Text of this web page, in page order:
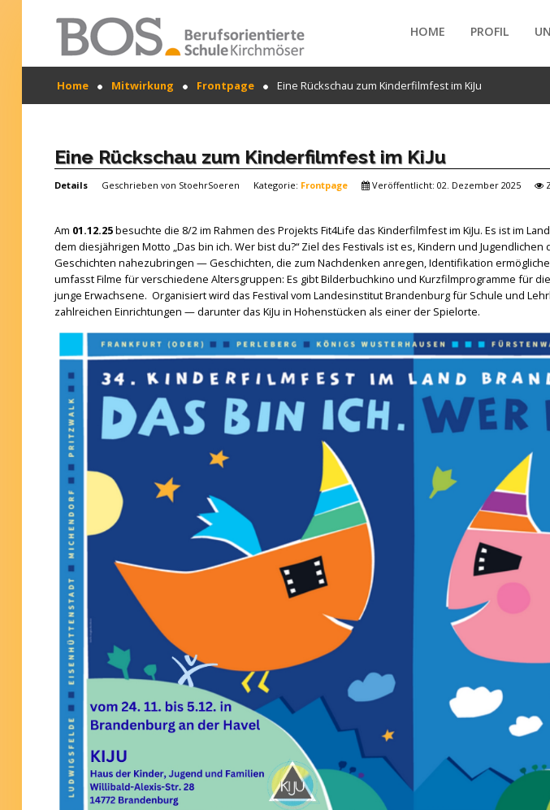
Warning: "continue" targeting switch is equivalent
to "break". Did you mean to use "continue 2"? in
/mnt/web417/e3/61/59568561/htdocs/forte2/templates/forte/vertex/responsive/
Unterricht
Termine
Mitwirkung
SUCHEN
HOME PROFIL
Home Mitwirkung Frontpage Eine Rückschau zum Kinderfilmfest im KiJu
Eine Rückschau zum Kinderfilmfest im KiJu
Details Geschrieben von StoehrSoeren Kategorie: Frontpage Veröffentlicht: 02. Dezember 2025
Am 01.12.25besuchte die 8/2 im Rahmen des Projekts Fit4Life das Kinderfilmfest im KiJu. Es ist im
dem diesjährigen Motto „Das bin ich. Wer bist du?“ Ziel des Festivals ist es, Kindern und
Geschichten nahezubringen — Geschichten, die zum Nachdenken anregen, Identifikation
umfasst Filme für verschiedene Altersgruppen: Es gibt Bilderbuchkino und Kurzfilmprogramme für
junge Erwachsene. Organisiert wird das Festival vom Landesinstitut Brandenburg für Schule und
zahlreichen Einrichtungen — darunter das KiJu in Hohenstücken als einer der Spielorte.